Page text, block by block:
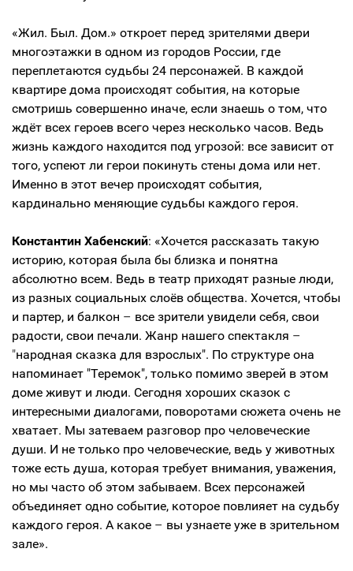
«Жил. Был. Дом.» откроет перед зрителями двери
многоэтажки в одном из городов России, где
переплетаются судьбы 24 персонажей. В каждой
квартире дома происходят события, на которые
смотришь совершенно иначе, если знаешь о том, что
ждёт всех героев всего через несколько часов. Ведь
жизнь каждого находится под угрозой: все зависит от
того, успеют ли герои покинуть стены дома или нет.
Именно в этот вечер происходят события,
кардинально меняющие судьбы каждого героя.
Константин Хабенский: «Хочется рассказать такую
историю, которая была бы близка и понятна
абсолютно всем. Ведь в театр приходят разные люди,
из разных социальных слоёв общества. Хочется, чтобы
и партер, и балкон – все зрители увидели себя, свои
радости, свои печали. Жанр нашего спектакля –
"народная сказка для взрослых". По структуре она
напоминает "Теремок", только помимо зверей в этом
доме живут и люди. Сегодня хороших сказок с
интересными диалогами, поворотами сюжета очень не
хватает. Мы затеваем разговор про человеческие
души. И не только про человеческие, ведь у животных
тоже есть душа, которая требует внимания, уважения,
но мы часто об этом забываем. Всех персонажей
объединяет одно событие, которое повлияет на судьбу
каждого героя. А какое – вы узнаете уже в зрительном
зале».